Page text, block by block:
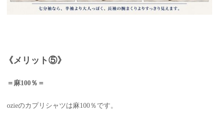
《メリット⑤》
＝麻100％＝
ozieのカプリシャツは麻100％です。